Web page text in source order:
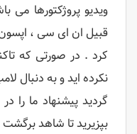
ویدیو پروژکتورها می
قبیل ان ای سی ، اپسون
کرد . در صورتی که
نکرده اید و به دنبال
گردید پیشنهاد ما را
بپزیرید تا شاهد